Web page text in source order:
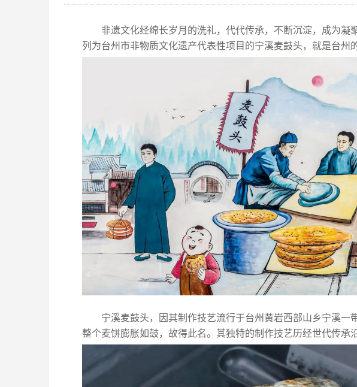
非遗文化经绵长岁月的洗礼，代代传承，不断沉淀，成为凝
列为台州市非物质文化遗产代表性项目的宁溪麦鼓头，就是台州
宁溪麦鼓头，因其制作技艺流行于台州黄岩西部山乡宁溪一
整个麦饼膨胀如鼓，故得此名。其独特的制作技艺历经世代传承